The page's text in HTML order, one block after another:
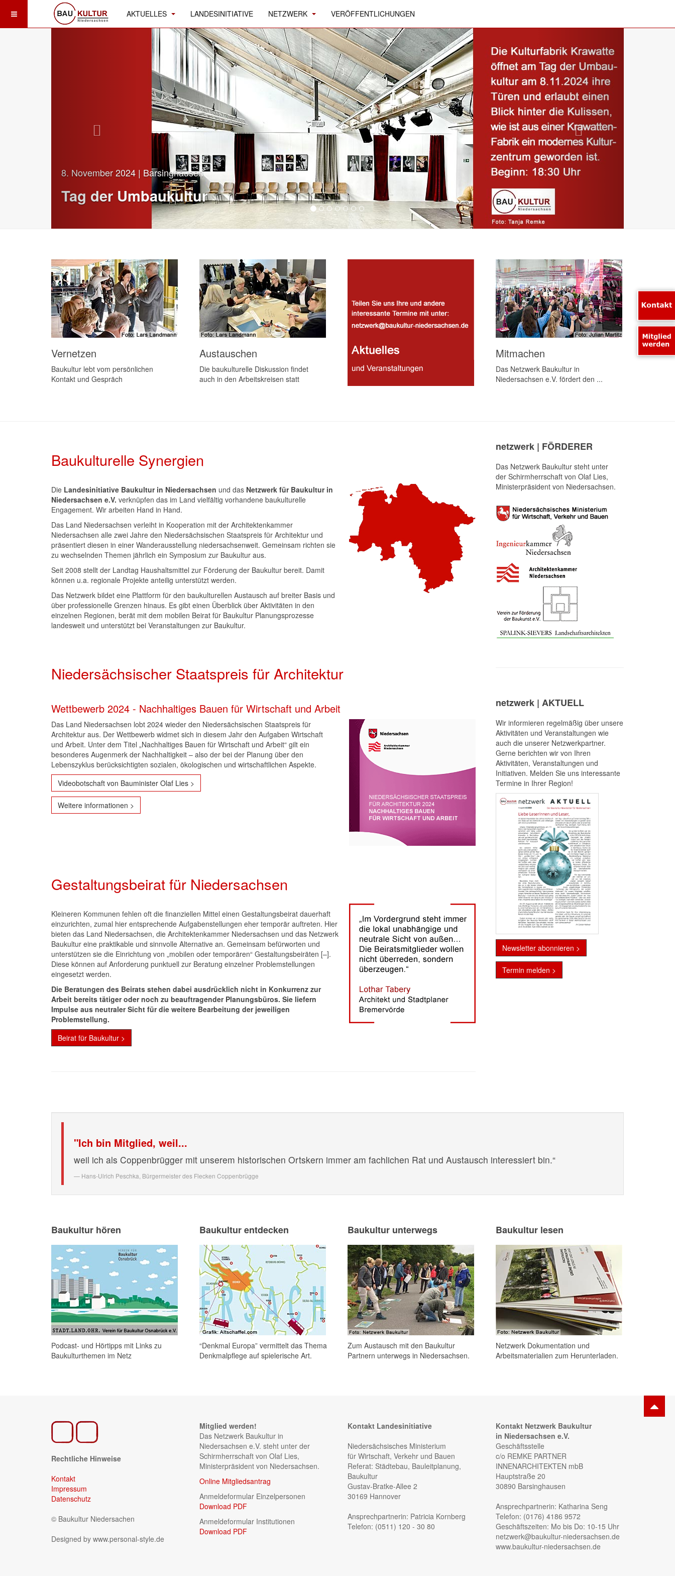
AKTUELLES LANDESINITIATIVE NETZWERK VERÖFFENTLICHUNGEN
8. November 2024 | Barsinghausen
Tag der Umbaukultur
Vernetzen
Baukultur lebt vom persönlichen
Kontakt und Gespräch
Austauschen
Die baukulturelle Diskussion findet
auch in den Arbeitskreisen statt
Mitmachen
Das Netzwerk Baukultur in
Niedersachsen e.V. fördert den ...
Baukulturelle Synergien
Die Landesinitiative Baukultur in Niedersachsen und das Netzwerk für Baukultur in
Niedersachsen e.V. verknüpfen das im Land vielfältig vorhandene baukulturelle
Engagement. Wir arbeiten Hand in Hand.
Das Land Niedersachsen verleiht in Kooperation mit der Architektenkammer
Niedersachsen alle zwei Jahre den Niedersächsischen Staatspreis für Architektur und
präsentiert diesen in einer Wanderausstellung niedersachsenweit. Gemeinsam richten sie
zu wechselnden Themen jährlich ein Symposium zur Baukultur aus.
Seit 2008 stellt der Landtag Haushaltsmittel zur Förderung der Baukultur bereit. Damit
können u.a. regionale Projekte anteilig unterstützt werden.
Das Netzwerk bildet eine Plattform für den baukulturellen Austausch auf breiter Basis und
über professionelle Grenzen hinaus. Es gibt einen Überblick über Aktivitäten in den
einzelnen Regionen, berät mit dem mobilen Beirat für Baukultur Planungsprozesse
landesweit und unterstützt bei Veranstaltungen zur Baukultur.
Niedersächsischer Staatspreis für Architektur
Wettbewerb 2024 - Nachhaltiges Bauen für Wirtschaft und Arbeit
Das Land Niedersachsen lobt 2024 wieder den Niedersächsischen Staatspreis für
Architektur aus. Der Wettbewerb widmet sich in diesem Jahr den Aufgaben Wirtschaft
und Arbeit. Unter dem Titel „Nachhaltiges Bauen für Wirtschaft und Arbeit“ gilt ein
besonderes Augenmerk der Nachhaltigkeit – also der bei der Planung über den
Lebenszyklus berücksichtigten sozialen, ökologischen und wirtschaftlichen Aspekte.
Videobotschaft von Bauminister Olaf Lies >
Weitere informationen >
Gestaltungsbeirat für Niedersachsen
Kleineren Kommunen fehlen oft die finanziellen Mittel einen Gestaltungsbeirat dauerhaft
einzurichten, zumal hier entsprechende Aufgabenstellungen eher temporär auftreten. Hier
bieten das Land Niedersachsen, die Architektenkammer Niedersachsen und das Netzwerk
Baukultur eine praktikable und sinnvolle Alternative an. Gemeinsam befürworten und
unterstützen sie die Einrichtung von „mobilen oder temporären“ Gestaltungsbeiräten [–].
Diese können auf Anforderung punktuell zur Beratung einzelner Problemstellungen
eingesetzt werden.
Die Beratungen des Beirats stehen dabei ausdrücklich nicht in Konkurrenz zur
Arbeit bereits tätiger oder noch zu beauftragender Planungsbüros. Sie liefern
Impulse aus neutraler Sicht für die weitere Bearbeitung der jeweiligen
Problemstellung.
Beirat für Baukultur >
netzwerk | FÖRDERER
Das Netzwerk Baukultur steht unter
der Schirmherrschaft von Olaf Lies,
Ministerpräsident von Niedersachsen.
netzwerk | AKTUELL
Wir informieren regelmäßig über unsere
Aktivitäten und Veranstaltungen wie
auch die unserer Netzwerkpartner.
Gerne berichten wir von Ihren
Aktivitäten, Veranstaltungen und
Initiativen. Melden Sie uns interessante
Termine in Ihrer Region!
Newsletter abonnieren >
Termin melden >
"Ich bin Mitglied, weil...
weil ich als Coppenbrügger mit unserem historischen Ortskern immer am fachlichen Rat und Austausch interessiert bin.“
Hans-Ulrich Peschka, Bürgermeister des Flecken Coppenbrügge
Baukultur hören
Podcast- und Hörtipps mit Links zu
Baukulturthemen im Netz
Baukultur entdecken
“Denkmal Europa” vermittelt das Thema
Denkmalpflege auf spielerische Art.
Baukultur unterwegs
Zum Austausch mit den Baukultur
Partnern unterwegs in Niedersachsen.
Baukultur lesen
Netzwerk Dokumentation und
Arbeitsmaterialien zum Herunterladen.
Rechtliche Hinweise
Kontakt
Impressum
Datenschutz
© Baukultur Niedersachen
Designed by www.personal-style.de
Mitglied werden!
Das Netzwerk Baukultur in
Niedersachsen e.V. steht unter der
Schirmherrschaft von Olaf Lies,
Ministerpräsident von Niedersachsen.
Online Mitgliedsantrag
Anmeldeformular Einzelpersonen
Download PDF
Anmeldeformular Institutionen
Download PDF
Kontakt Landesinitiative
Niedersächsisches Ministerium
für Wirtschaft, Verkehr und Bauen
Referat: Städtebau, Bauleitplanung,
Baukultur
Gustav-Bratke-Allee 2
30169 Hannover
Ansprechpartnerin: Patricia Kornberg
Telefon: (0511) 120 - 30 80
Kontakt Netzwerk Baukultur
in Niedersachsen e.V.
Geschäftsstelle
c/o REMKE PARTNER
INNENARCHITEKTEN mbB
Hauptstraße 20
30890 Barsinghausen
Ansprechpartnerin: Katharina Seng
Telefon: (0176) 4186 9572
Geschäftszeiten: Mo bis Do: 10-15 Uhr
netzwerk@baukultur-niedersachsen.de
www.baukultur-niedersachsen.de